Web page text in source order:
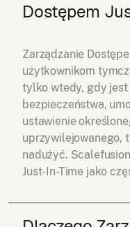
Dostępem
Zarządzanie
użytkownikom
tylko wtedy, gdy jest
bezpieczeństwa,
ustawienie
uprzywilejowanego,
nadużyć.
Just-In-Time jako